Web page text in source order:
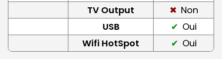
TV Output
Non
USB
Oui
Wifi HotSpot
Oui